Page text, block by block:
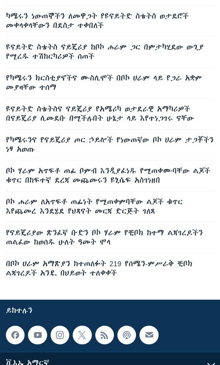
ካሜሩን ነውጠኞችን ለመዋጋት የዩናይትድ ስቴትስ ወታደሮች
መቀላቀላቸውን በደስታ ተቀበለች
ዩናይትድ ስቴትስ ናይጄሪያ ከቦኮ ሐራም ጋር በምታካሂደው ውጊያ
የሚረዱ ተሽከርካሪዎች ሰጠች
የካሜሩን ክርስቲያኖችና ሙስሊሞች በቦኮ ሀራም ላይ የጋራ አቋም
መያዛቸው ተሰማ
ዩናይትድ ስቴትስና ናይጄሪያ የአሜሪካ ወታደራዊ አማካሪዎች
በናይጄሪያ ሊመደቡ በሚችሉበት ሁኔታ ላይ እየተነጋገሩ ናቸው
የካሜሩንና የናይጄሪያ ጦር ኃይሎች የነውጠኛው ቦኮ ሀራም ታጋቾችን
ነፃ አወጡ
ቦኮ ሃራም አጥፍቶ ጠፊ ቦምብ እንዲያፈነዱ የሚጠቀሙባቸው ልጆች
ቁጥር በከፍተኛ ደረጃ መጨመሩን ዩኒሴፍ አስገነዘበ
ቦኮ ሐራም ለአጥፍቶ ጠፊነት የሚጠቀምባቸው ልጆች ቁጥር
እየጨመረ እንደሄደ የህጻናት መርጃ ድርጅት ገለጸ
የናይጄሪያው ጽንፈኛ ቡድን ቦኮ ሃራም የቺቦክ ከተማ ልጃገረዶችን
ጠልፈው ከወሰዱ ሁለት ዓመት ሞላ
በቦኮ ሀራም አማጽያን ከተጠለፉት 219 የሰሜን-ምሥራቅ ቺቦክ
ልጃገረዶች አንዷ በህይወት ተለቀቀች
ይከተሉን